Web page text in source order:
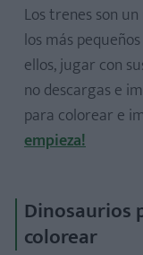
Los trenes son
los más
ellos, jugar con
no descargas e
para colorear e
empieza!
Dinosaurios
colorear